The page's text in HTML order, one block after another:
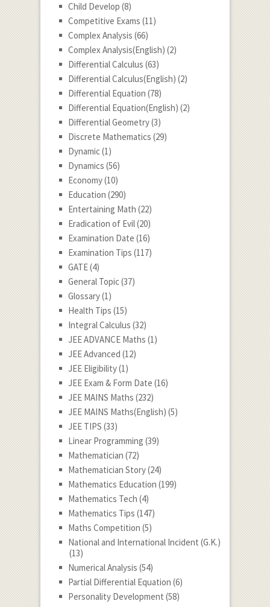
Child Develop (8)
Competitive Exams (11)
Complex Analysis (66)
Complex Analysis(English) (2)
Differential Calculus (63)
Differential Calculus(English) (2)
Differential Equation (78)
Differential Equation(English) (2)
Differential Geometry(3)
Discrete Mathematics (29)
Dynamic(1)
Dynamics (56)
Economy(10)
Education (290)
Entertaining Math (22)
Eradication of Evil(20)
Examination Date (16)
Examination Tips (117)
GATE(4)
General Topic(37)
Glossary(1)
Health Tips (15)
Integral Calculus (32)
JEE ADVANCE Maths (1)
JEE Advanced (12)
JEE Eligibility(1)
JEE Exam & Form Date (16)
JEE MAINS Maths (232)
JEE MAINS Maths(English) (5)
JEE TIPS (33)
Linear Programming (39)
Mathematician (72)
Mathematician Story(24)
Mathematics Education (199)
Mathematics Tech (4)
Mathematics Tips (147)
Maths Competition (5)
National and International Incident (G.K.)
(13)
Numerical Analysis (54)
Partial Differential Equation (6)
Personality Development (58)